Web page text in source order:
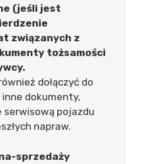
(jeśli jest
związanych z
tożsamości
dołączyć do
dokumenty,
pojazdu
napraw.
sprzedaży